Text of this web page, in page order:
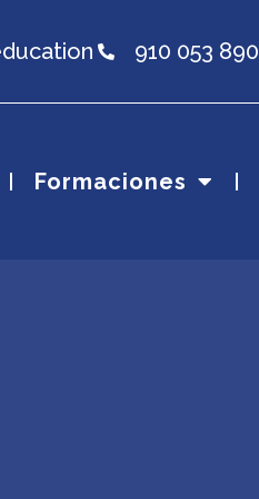
910 053 890
Formaciones